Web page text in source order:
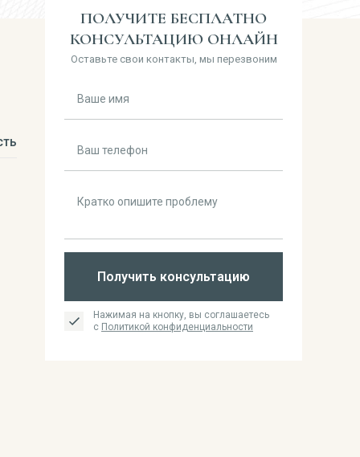
ПОЛУЧИТЕ БЕСПЛАТНО
КОНСУЛЬТАЦИЮ ОНЛАЙН
Оставьте свои контакты, мы перезвоним
Получить консультацию
Нажимая на кнопку, вы соглашаетесь
с Политикой конфиденциальности